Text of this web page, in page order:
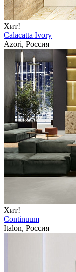
Хит!
Calacatta Ivory
Azori, Россия
Хит!
Continuum
Italon, Россия